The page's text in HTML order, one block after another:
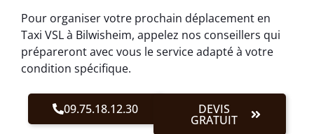
Pour organiser votre prochain déplacement en
Taxi VSL à Bilwisheim, appelez nos conseillers qui
prépareront avec vous le service adapté à votre
condition spécifique.
09.75.18.12.30 DEVIS
GRATUIT